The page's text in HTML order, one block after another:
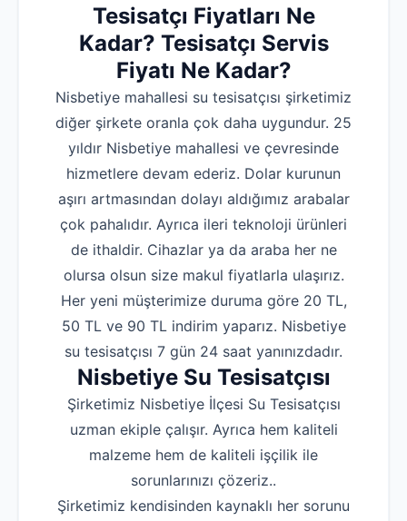
Tesisatçı Fiyatları Ne
Kadar? Tesisatçı Servis
Fiyatı Ne Kadar?
Nisbetiye mahallesi su tesisatçısı şirketimiz
diğer şirkete oranla çok daha uygundur. 25
yıldır Nisbetiye mahallesi ve çevresinde
hizmetlere devam ederiz. Dolar kurunun
aşırı artmasından dolayı aldığımız arabalar
çok pahalıdır. Ayrıca ileri teknoloji ürünleri
de ithaldir. Cihazlar ya da araba her ne
olursa olsun size makul fiyatlarla ulaşırız.
Her yeni müşterimize duruma göre 20 TL,
50 TL ve 90 TL indirim yaparız. Nisbetiye
su tesisatçısı 7 gün 24 saat yanınızdadır.
Nisbetiye Su Tesisatçısı
Şirketimiz Nisbetiye İlçesi Su Tesisatçısı
uzman ekiple çalışır. Ayrıca hem kaliteli
malzeme hem de kaliteli işçilik ile
sorunlarınızı çözeriz..
Şirketimiz kendisinden kaynaklı her sorunu